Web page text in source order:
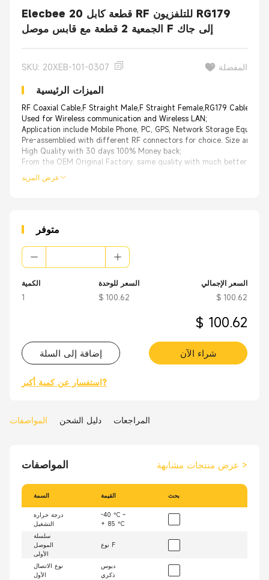
Elecbee 20 قطعة كابل RF للتلفزيون RG179
الجمعية 2 قطعة مع قابس موصل F إلى جاك
SKU: 20XEB-101-0307 المفضلة
الميزات الرئيسية
RF Coaxial Cable,F Straight Male,F Straight Female,RG179 Cable
Used for Wireless communication and Wireless LAN;
Application include Mobile Phone, PC, GPS, Network Storage
Pre-assemblied with different RF connectors for choice. Size and
High Quality with 30 days 100% Money back;
From the OEM Original Factory, same quality with much better price.
عرض المزيد
متوفر
الكمية
1
السعر للوحدة
$ 100.62
السعر الإجمالي
$ 100.62
$ 100.62
إضافة إلى السلة شراء الآن
استفسار عن كمية أكبر?
المواصفات دليل الشحن المراجعات
المواصفات >
السمة القيمة بحث
درجة حرارة
التشغيل
-40 °C ~
+ 85 °C
سلسلة
الموصل
الأولى
نوع F
نوع الاتصال
الأول
دبوس
ذكري